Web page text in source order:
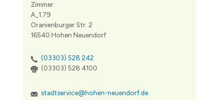
Zimmer:
A_1.79
Oranienburger Str. 2
16540 Hohen Neuendorf
(03303) 528 242
(03303) 528 4100
stadtservice@hohen-neuendorf.de